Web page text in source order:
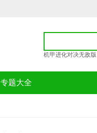
机甲进化对决无敌版
专题大全